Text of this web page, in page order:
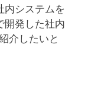
内システムを
開発した社内
介したいと